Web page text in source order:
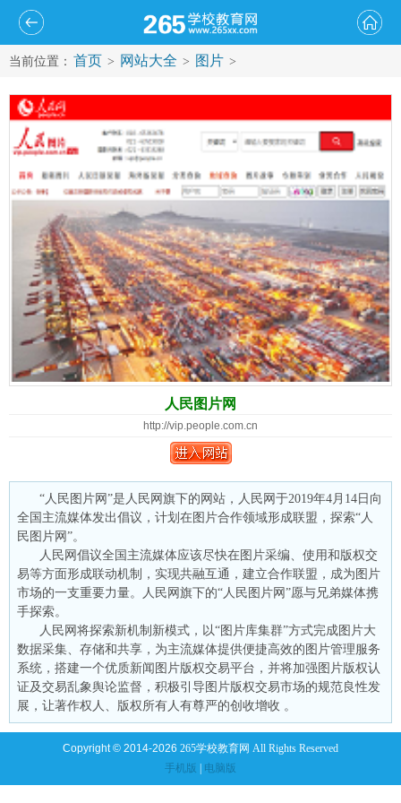
当前位置： 首页 > 网站大全 > 图片 >
人民图片网
http://vip.people.com.cn
“人民图片网”是人民网旗下的网站，人民网于2019年4月14日向
全国主流媒体发出倡议，计划在图片合作领域形成联盟，探索“人
民图片网”。
人民网倡议全国主流媒体应该尽快在图片采编、使用和版权交
易等方面形成联动机制，实现共融互通，建立合作联盟，成为图片
市场的一支重要力量。人民网旗下的“人民图片网”愿与兄弟媒体携
手探索。
人民网将探索新机制新模式，以“图片库集群”方式完成图片大
数据采集、存储和共享，为主流媒体提供便捷高效的图片管理服务
系统，搭建一个优质新闻图片版权交易平台，并将加强图片版权认
证及交易乱象舆论监督，积极引导图片版权交易市场的规范良性发
展，让著作权人、版权所有人有尊严的创收增收 。
Copyright © 2014-2026 265学校教育网 All Rights Reserved
手机版 | 电脑版